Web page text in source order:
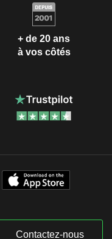
+ de 20 ans
à vos côtés
Contactez-nous